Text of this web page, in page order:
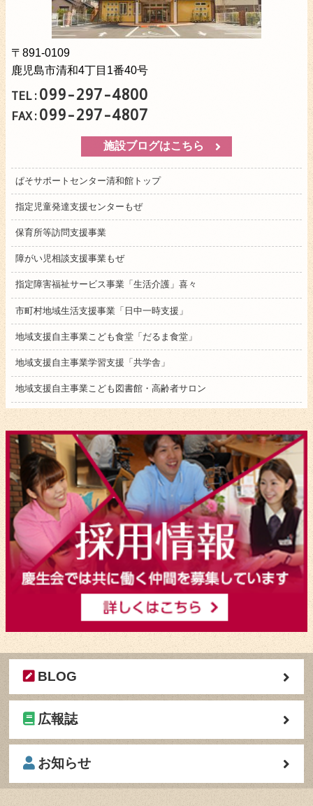
〒891-0109
鹿児島市清和4丁目1番40号
TEL:099-297-4800
FAX:099-297-4807
施設ブログはこちら
ぱそサポートセンター清和館トップ
指定児童発達支援センターもぜ
保育所等訪問支援事業
障がい児相談支援事業もぜ
指定障害福祉サービス事業「生活介護」喜々
市町村地域生活支援事業「日中一時支援」
地域支援自主事業こども食堂「だるま食堂」
地域支援自主事業学習支援「共学舎」
地域支援自主事業こども図書館・高齢者サロン
BLOG
広報誌
お知らせ